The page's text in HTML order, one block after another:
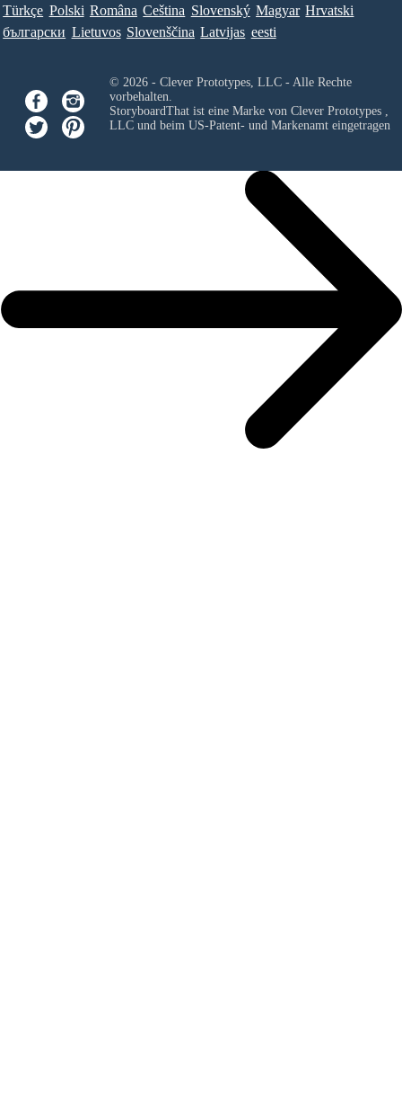
Türkçe Polski Româna Ceština Slovenský Magyar Hrvatski
български Lietuvos Slovenščina Latvijas eesti
© 2026 - Clever Prototypes, LLC - Alle Rechte
vorbehalten.
StoryboardThat ist eine Marke von Clever Prototypes ,
LLCund beim US-Patent- und Markenamt eingetragen